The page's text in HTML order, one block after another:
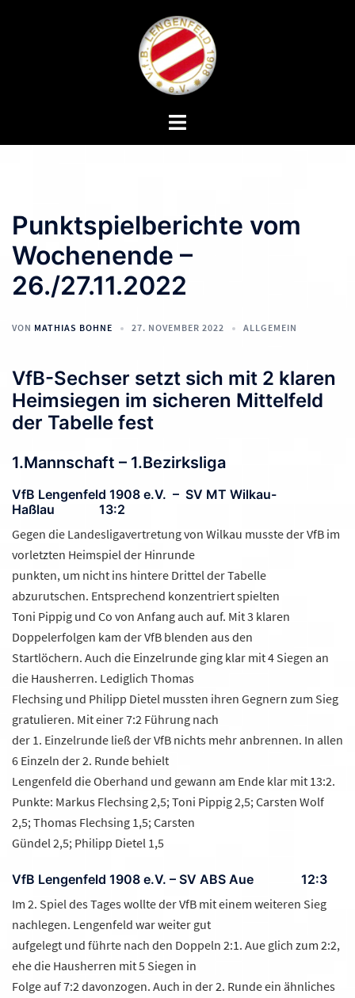
Menü
Punktspielberichte vom
Wochenende –
26./27.11.2022
VON MATHIAS BOHNE 27. NOVEMBER 2022 ALLGEMEIN
VfB-Sechser setzt sich mit 2 klaren
Heimsiegen im sicheren Mittelfeld
der Tabelle fest
1.Mannschaft – 1.Bezirksliga
VfB Lengenfeld 1908 e.V. – SV MT Wilkau-
Haßlau 13:2
Gegen die Landesligavertretung von Wilkau musste der VfB im
vorletzten Heimspiel der Hinrunde
punkten, um nicht ins hintere Drittel der Tabelle
abzurutschen. Entsprechend konzentriert spielten
Toni Pippig und Co von Anfang auch auf. Mit 3 klaren
Doppelerfolgen kam der VfB blenden aus den
Startlöchern. Auch die Einzelrunde ging klar mit 4 Siegen an
die Hausherren. Lediglich Thomas
Flechsing und Philipp Dietel mussten ihren Gegnern zum Sieg
gratulieren. Mit einer 7:2 Führung nach
der 1. Einzelrunde ließ der VfB nichts mehr anbrennen. In allen
6 Einzeln der 2. Runde behielt
Lengenfeld die Oberhand und gewann am Ende klar mit 13:2.
Punkte: Markus Flechsing 2,5; Toni Pippig 2,5; Carsten Wolf
2,5; Thomas Flechsing 1,5; Carsten
Gündel 2,5; Philipp Dietel 1,5
VfB Lengenfeld 1908 e.V. – SV ABS Aue 12:3
Im 2. Spiel des Tages wollte der VfB mit einem weiteren Sieg
nachlegen. Lengenfeld war weiter gut
aufgelegt und führte nach den Doppeln 2:1. Aue glich zum 2:2,
ehe die Hausherren mit 5 Siegen in
Folge auf 7:2 davonzogen. Auch in der 2. Runde ein ähnliches